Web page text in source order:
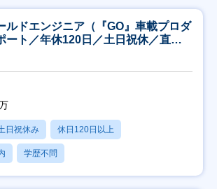
ルドエンジニア（『GO』車載プロダ
ート／年休120日／土日祝休／直行
日祝休み 休日120日以上
学歴不問